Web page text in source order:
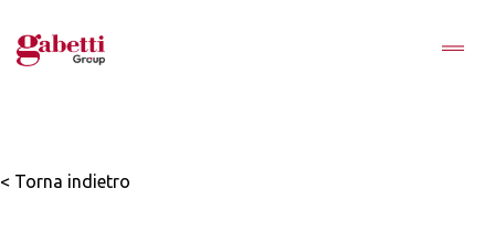
< Torna indietro